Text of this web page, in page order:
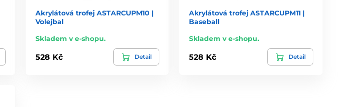
Akrylátová trofej ASTARCUPM10 |
Volejbal
Skladem v e-shopu.
528 Kč Detail
Akrylátová trofej ASTARCUPM11 |
Baseball
Skladem v e-shopu.
528 Kč Detail